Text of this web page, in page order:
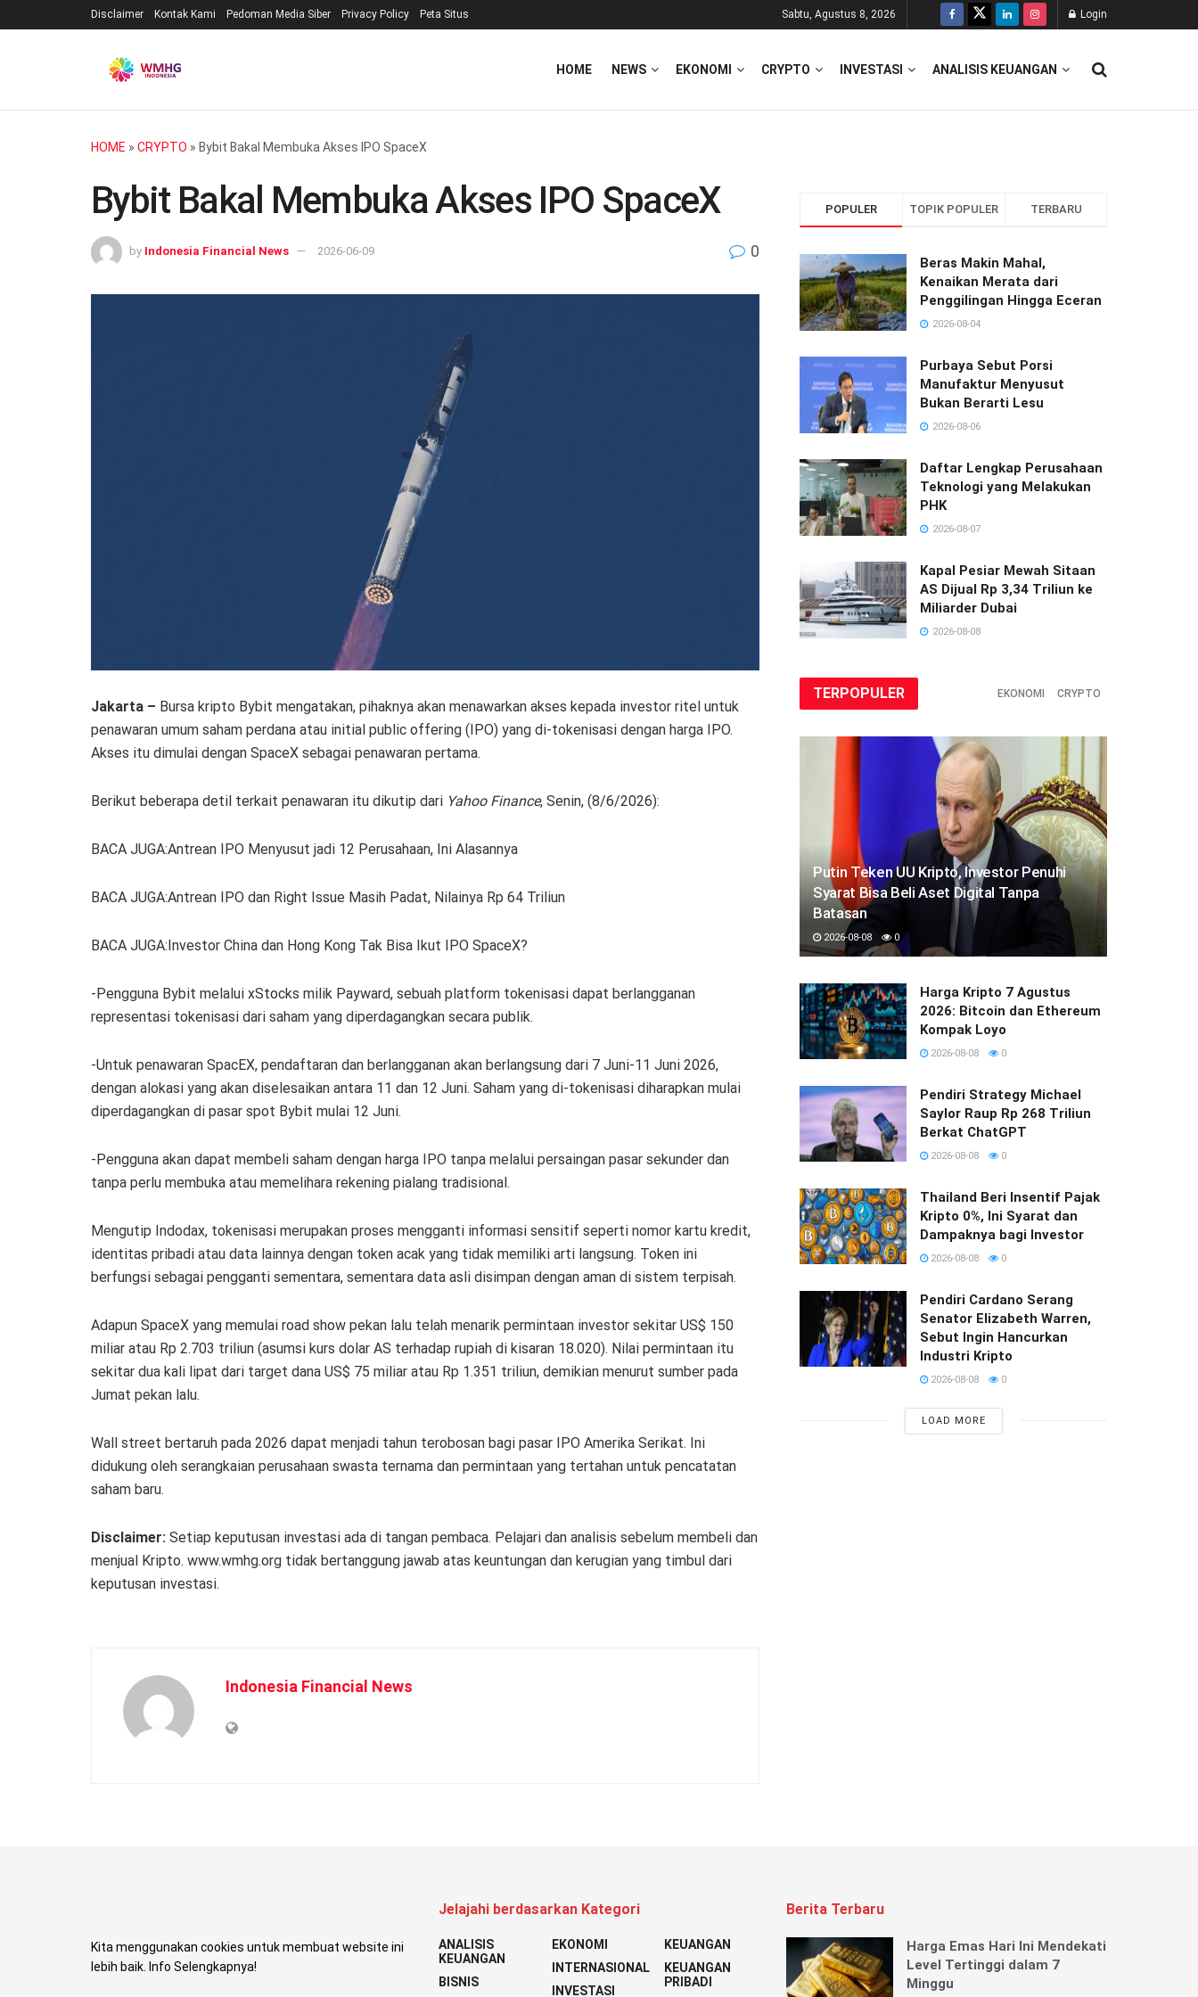
Disclaimer Kontak Kami Pedoman Media Siber Privacy Policy Peta Situs Sabtu, Agustus 8, 2026 Login
HOME NEWS EKONOMI CRYPTO INVESTASI ANALISIS KEUANGAN
HOME » CRYPTO » Bybit Bakal Membuka Akses IPO SpaceX
Bybit Bakal Membuka Akses IPO SpaceX
by Indonesia Financial News 2026-06-09 0
Jakarta – Bursa kripto Bybit mengatakan, pihaknya akan menawarkan akses kepada investor ritel untuk
penawaran umum saham perdana atau initial public offering (IPO) yang di-tokenisasi dengan harga IPO.
Akses itu dimulai dengan SpaceX sebagai penawaran pertama.
Berikut beberapa detil terkait penawaran itu dikutip dari Yahoo Finance, Senin, (8/6/2026):
BACA JUGA:Antrean IPO Menyusut jadi 12 Perusahaan, Ini Alasannya
BACA JUGA:Antrean IPO dan Right Issue Masih Padat, Nilainya Rp 64 Triliun
BACA JUGA:Investor China dan Hong Kong Tak Bisa Ikut IPO SpaceX?
-Pengguna Bybit melalui xStocks milik Payward, sebuah platform tokenisasi dapat berlangganan
representasi tokenisasi dari saham yang diperdagangkan secara publik.
-Untuk penawaran SpacEX, pendaftaran dan berlangganan akan berlangsung dari 7 Juni-11 Juni 2026,
dengan alokasi yang akan diselesaikan antara 11 dan 12 Juni. Saham yang di-tokenisasi diharapkan mulai
diperdagangkan di pasar spot Bybit mulai 12 Juni.
-Pengguna akan dapat membeli saham dengan harga IPO tanpa melalui persaingan pasar sekunder dan
tanpa perlu membuka atau memelihara rekening pialang tradisional.
Mengutip Indodax, tokenisasi merupakan proses mengganti informasi sensitif seperti nomor kartu kredit,
identitas pribadi atau data lainnya dengan token acak yang tidak memiliki arti langsung. Token ini
berfungsi sebagai pengganti sementara, sementara data asli disimpan dengan aman di sistem terpisah.
Adapun SpaceX yang memulai road show pekan lalu telah menarik permintaan investor sekitar US$ 150
miliar atau Rp 2.703 triliun (asumsi kurs dolar AS terhadap rupiah di kisaran 18.020). Nilai permintaan itu
sekitar dua kali lipat dari target dana US$ 75 miliar atau Rp 1.351 triliun, demikian menurut sumber pada
Jumat pekan lalu.
Wall street bertaruh pada 2026 dapat menjadi tahun terobosan bagi pasar IPO Amerika Serikat. Ini
didukung oleh serangkaian perusahaan swasta ternama dan permintaan yang tertahan untuk pencatatan
saham baru.
Disclaimer: Setiap keputusan investasi ada di tangan pembaca. Pelajari dan analisis sebelum membeli dan
menjual Kripto. www.wmhg.org tidak bertanggung jawab atas keuntungan dan kerugian yang timbul dari
keputusan investasi.
Indonesia Financial News
POPULER TOPIK POPULER TERBARU
Beras Makin Mahal,
Kenaikan Merata dari
Penggilingan Hingga Eceran
2026-08-04
Purbaya Sebut Porsi
Manufaktur Menyusut
Bukan Berarti Lesu
2026-08-06
Daftar Lengkap Perusahaan
Teknologi yang Melakukan
PHK
2026-08-07
Kapal Pesiar Mewah Sitaan
AS Dijual Rp 3,34 Triliun ke
Miliarder Dubai
2026-08-08
TERPOPULER EKONOMI CRYPTO
Putin Teken UU Kripto, Investor Penuhi
Syarat Bisa Beli Aset Digital Tanpa
Batasan
2026-08-08 0
Harga Kripto 7 Agustus
2026: Bitcoin dan Ethereum
Kompak Loyo
2026-08-08 0
Pendiri Strategy Michael
Saylor Raup Rp 268 Triliun
Berkat ChatGPT
2026-08-08 0
Thailand Beri Insentif Pajak
Kripto 0%, Ini Syarat dan
Dampaknya bagi Investor
2026-08-08 0
Pendiri Cardano Serang
Senator Elizabeth Warren,
Sebut Ingin Hancurkan
Industri Kripto
2026-08-08 0
LOAD MORE
Kita menggunakan cookies untuk membuat website ini
lebih baik. Info Selengkapnya!
Jelajahi berdasarkan Kategori
ANALISIS
KEUANGAN
BISNIS
EKONOMI
INTERNASIONAL
INVESTASI
KEUANGAN
KEUANGAN
PRIBADI
Berita Terbaru
Harga Emas Hari Ini Mendekati
Level Tertinggi dalam 7
Minggu